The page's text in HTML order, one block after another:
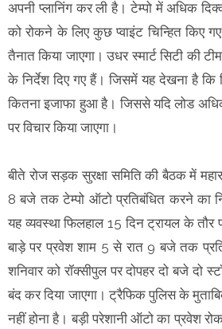
अपनी प्लानिंग कर ली है। टेम्पो में अधिक
को रोकने के लिए कुछ प्वाइंट चिन्हित किए
तैनात किया जाएगा। उधर स्मार्ट सिटी की
के निर्देश दिए गए हैं। जिसमें यह देखना है कि
कितना इजाफा हुआ है। जिससे यदि लोड
पर विचार किया जाएगा।
बीते रोज सड़क सुरक्षा समिति की बैठक में
8 बजे तक टेम्पो ऑटो प्रतिबंधित करने का
यह व्यवस्था फिलहाल 15 दिन ट्रायल के तौर
बाड़े पर प्रवेश शाम 5 से रात 9 बजे तक
शनिवार को रॉक्सीपुल पर दोपहर दो बजे दो
बंद कर दिया जाएगा। ट्रैफिक पुलिस के
नहीं होना है। बड़ी परेशानी ऑटो का प्रवेश